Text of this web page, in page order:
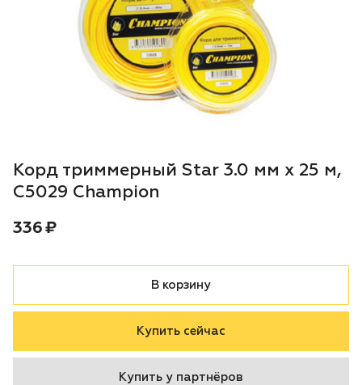
Воздуходувки
Аккумуляторная техника iPrix
Скарификаторы
Мотопомпы
Подметальные машины
Строительная техника
Культиваторы
Корд триммерный Star 3.0 мм х 25 м,
C5029 Champion
В корзину
Купить сейчас
Купить у партнёров
Цена:
336 ₽рублей